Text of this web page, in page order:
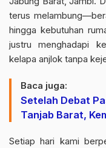
terus
hingga kebutuhan
justru menghadapi
kelapa anjlok tanpa
Baca juga:
Setelah Debat
Tanjab Barat,
Setiap hari kami